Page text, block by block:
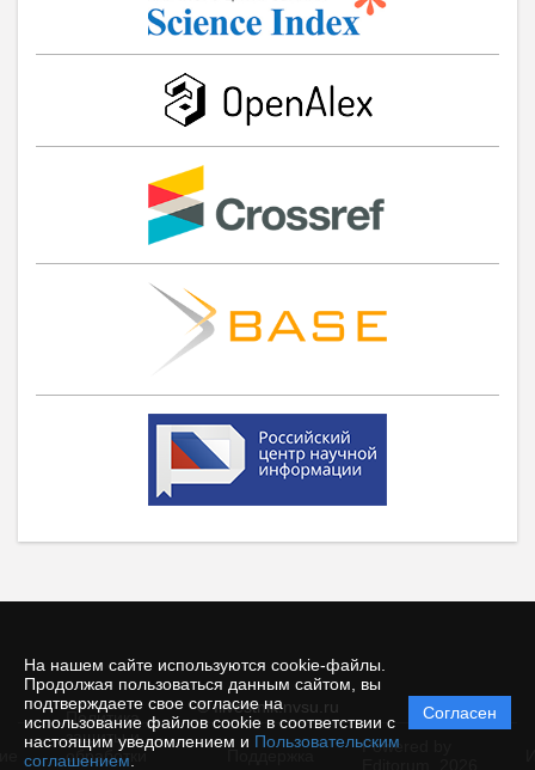
На нашем сайте используются cookie-файлы.
Продолжая пользоваться данным сайтом, вы
подтверждаете свое согласие на
использование файлов cookie в соответствии с
настоящим уведомлением и Пользовательским
соглашением
Согласен
© filvestnik.nvsu.ru
Политика
защиты и
обработки
Powered by